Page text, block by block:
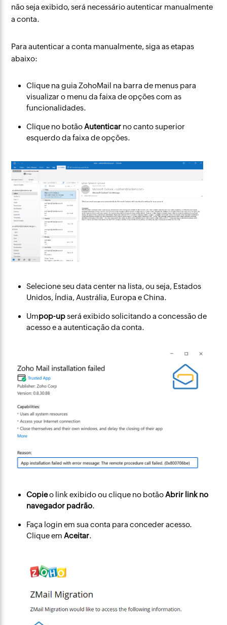
não seja exibido, será necessário autenticar manualmente
a conta.
Para autenticar a conta manualmente, siga as etapas
abaixo:
Clique na guia ZohoMail na barra de menus para
visualizar o menu da faixa de opções com as
funcionalidades.
Clique no botãoAutenticar no canto superior
esquerdo da faixa de opções.
Selecione seu data center na lista, ou seja, Estados
Unidos, Índia, Austrália, Europa e China.
Umpop-upserá exibido solicitando a concessão de
acesso e a autenticação da conta.
Copieo link exibido ou clique no botãoAbrir link no
navegador padrão.
Faça login em sua conta para conceder acesso.
Clique emAceitar.